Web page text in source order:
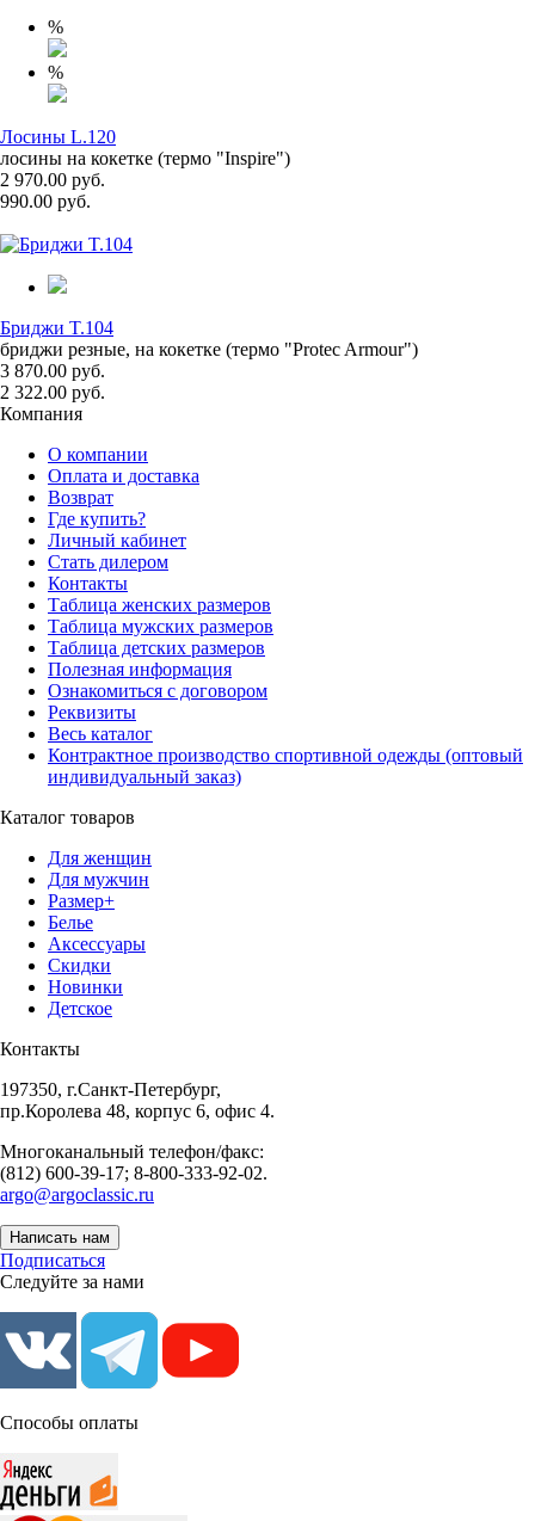
%
%
Лосины L.120
лосины на кокетке (термо "Inspire")
2 970.00 руб.
990.00 руб.
Бриджи T.104
бриджи резные, на кокетке (термо "Protec Armour")
3 870.00 руб.
2 322.00 руб.
Компания
О компании
Оплата и доставка
Возврат
Где купить?
Личный кабинет
Стать дилером
Контакты
Таблица женских размеров
Таблица мужских размеров
Таблица детских размеров
Полезная информация
Ознакомиться с договором
Реквизиты
Весь каталог
Контрактное производство спортивной одежды (оптовый
индивидуальный заказ)
Каталог товаров
Для женщин
Для мужчин
Размер+
Белье
Аксессуары
Скидки
Новинки
Детское
Контакты
197350, г.Санкт-Петербург,
пр.Королева 48, корпус 6, офис 4.
Многоканальный телефон/факс:
(812) 600-39-17; 8-800-333-92-02.
argo@argoclassic.ru
Написать нам
Подписаться
Следуйте за нами
Способы оплаты